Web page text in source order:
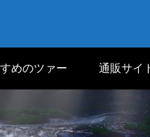
めのツァー 通販サイ